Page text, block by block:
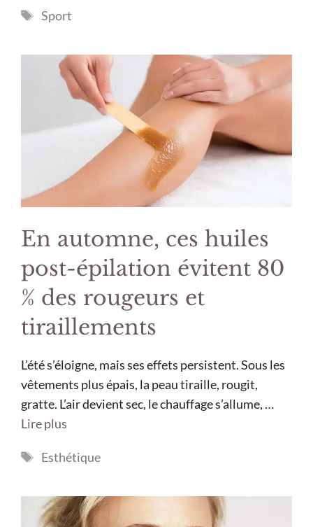
Étiquettes
Sport
En automne, ces huiles
post-épilation évitent 80
% des rougeurs et
tiraillements
L’été s’éloigne, mais ses effets persistent. Sous les
vêtements plus épais, la peau tiraille, rougit,
gratte. L’air devient sec, le chauffage s’allume, …
Lire plus
Étiquettes
Esthétique